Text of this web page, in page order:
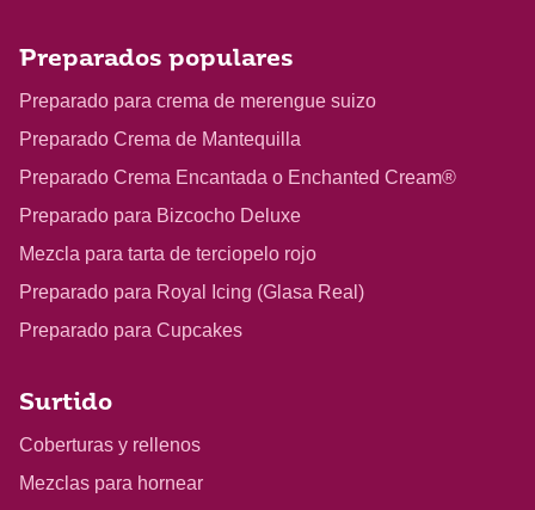
Preparados populares
Preparado para crema de merengue suizo
Preparado Crema de Mantequilla
Preparado Crema Encantada o Enchanted Cream®
Preparado para Bizcocho Deluxe
Mezcla para tarta de terciopelo rojo
Preparado para Royal Icing (Glasa Real)
Preparado para Cupcakes
Surtido
Coberturas y rellenos
Mezclas para hornear